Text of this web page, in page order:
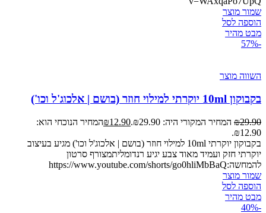
שמור מוצר
הוספה לסל
מבט מהיר
-57%
השווה מוצר
בקבוקון 10ml יוקרתי למילוי חוזר (בושם | אלכוג'ל וכו')
₪29.90 המחיר המקורי היה: ₪29.90. ₪12.90
המחיר הנוכחי הוא:
₪12.90.
בקבוקון יוקרתי 10ml למילוי חוזר (בושם | אלכוג'ל וכו') מגיע בעיצוב
יוקרתי חזק ועמיד מאוד צבע יגיע רנדומליתמצורף סרטון
להמחשה:https://www.youtube.com/shorts/go0hliMbBaQ
שמור מוצר
הוספה לסל
מבט מהיר
-40%